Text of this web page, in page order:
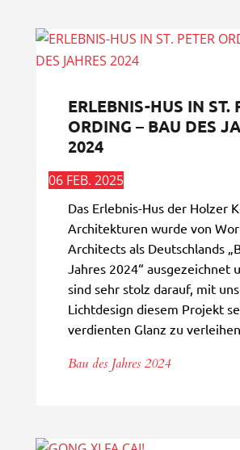
ERLEBNIS-HUS IN ST.
ORDING – BAU DES
2024
06 FEB. 2025
Das Erlebnis-Hus der Holzer
Architekturen wurde von
Architects als Deutschlands
Jahres 2024“ ausgezeichnet
sind sehr stolz darauf, mit
Lichtdesign diesem Projekt
verdienten Glanz zu
Bau des Jahres 2024